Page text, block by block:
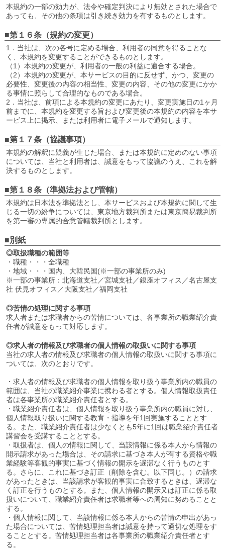
本規約の一部の効力が、法令や確定判決により無効とされた場合で
あっても、その他の条項は引き続き効力を有するものとします。
■第１６条（規約の変更）
1．当社は、次の各号に定める場合、利用者の同意を得ることな
く、本規約を変更することができるものとします。
（1）本規約の変更が、利用者の一般の利益に適合する場合。
（2）本規約の変更が、本サービスの目的に反せず、かつ、変更の
必要性、変更後の内容の相当性、変更の内容、その他の変更にかか
る事情に照らして合理的なものである場合。
2．当社は、前項による本規約の変更にあたり、変更実施日の1ヶ月
前までに、本規約を変更する旨および変更後の本規約の内容を本サ
ービス上に掲示、または利用者に電子メールで通知します。
■第１７条（協議事項）
本規約の解釈に疑義が生じた場合、または本規約に定めのない事項
については、当社と利用者は、誠意をもって協議のうえ、これを解
決するものとします。
■第１８条（準拠法および管轄）
本規約は日本法を準拠法とし、本サービスおよび本規約に関して生
じる一切の紛争については、東京地方裁判所または東京簡易裁判所
を第一審の専属的合意管轄裁判所とします。
■別紙
◎取扱職種の範囲等
・職種・・・全職種
・地域・・・国内、大韓民国(※一部の事業所のみ)
※一部の事業所：北海道支社／宮城支社／銀座オフィス／名古屋支
社 伏見オフィス／大阪支社／福岡支社
◎苦情の処理に関する事項
求人者または求職者からの苦情については、各事業所の職業紹介責
任者が誠意をもって対応します。
◎求人者の情報及び求職者の個人情報の取扱いに関する事項
当社の求人者の情報及び求職者の個人情報の取扱いに関する事項に
ついては、次のとおりです。
・求人者の情報及び求職者の個人情報を取り扱う事業所内の職員の
範囲は、当社の職業紹介事業に携わる者とする。個人情報取扱責任
者は各事業所の職業紹介責任者とする。
・職業紹介責任者は、個人情報を取り扱う事業所内の職員に対し、
個人情報取り扱いに関する教育・指導を年1回実施することとす
る。また、職業紹介責任者は少なくとも5年に1回は職業紹介責任者
講習会を受講することとする。
・取扱者は、個人の情報に関して、当該情報に係る本人から情報の
開示請求があった場合は、その請求に基づき本人が有する資格や職
業経験等客観的事実に基づく情報の開示を遅滞なく行うものとす
る。さらに、これに基づき訂正（削除を含む。以下同じ。）の請求
があったときは、当該請求が客観的事実に合致するときは、遅滞な
く訂正を行うものとする。また、個人情報の開示又は訂正に係る取
扱いについて、職業紹介責任者は求職者等への周知に努めることと
する。
・個人情報に関して、当該情報に係る本人からの苦情の申出があっ
た場合については、苦情処理担当者は誠意を持って適切な処理をす
ることとする。苦情処理担当者は各事業所の職業紹介責任者とす
る。